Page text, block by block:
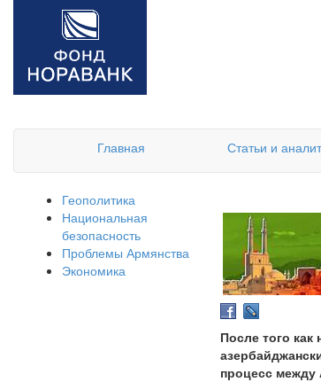
Главная
Статьи и
Геополитика
Национальная
безопасность
Проблемы Армянства
Экономика
После того
процесс между